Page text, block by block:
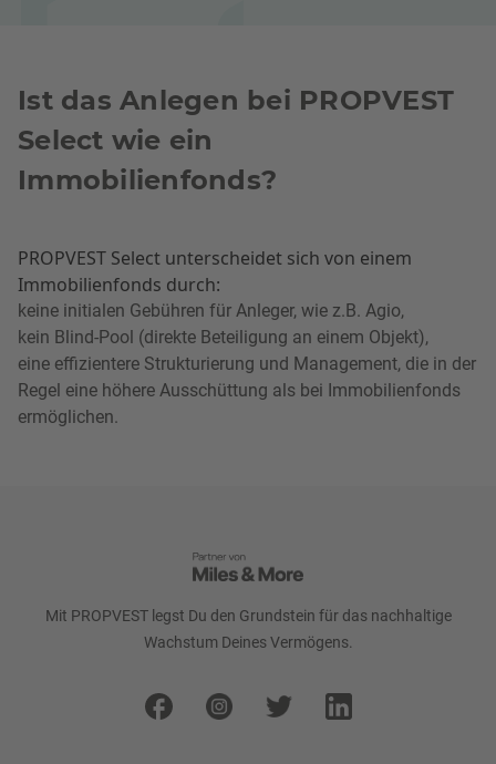
Ist das Anlegen bei PROPVEST
Select wie ein
Immobilienfonds?
PROPVEST Select unterscheidet sich von einem
Immobilienfonds durch:
keine initialen Gebühren für Anleger, wie z.B. Agio,
kein Blind-Pool (direkte Beteiligung an einem Objekt),
eine effizientere Strukturierung und Management, die in der
Regel eine höhere Ausschüttung als bei Immobilienfonds
ermöglichen.
Mit PROPVEST legst Du den Grundstein für das nachhaltige
Wachstum Deines Vermögens.